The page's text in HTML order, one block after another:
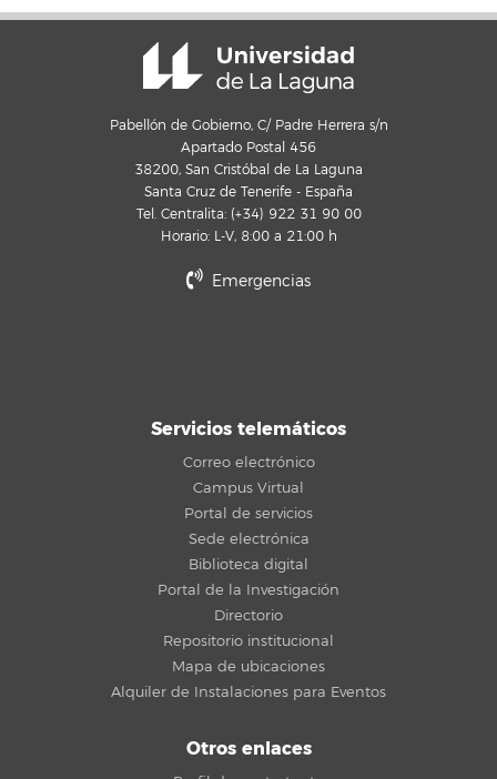
Pabellón de Gobierno, C/ Padre Herrera s/n
Apartado Postal 456
38200, San Cristóbal de La Laguna
Santa Cruz de Tenerife - España
Tel. Centralita: (+34) 922 31 90 00
Horario: L-V, 8:00 a 21:00 h
Emergencias
Servicios telemáticos
Correo electrónico
Campus Virtual
Portal de servicios
Sede electrónica
Biblioteca digital
Portal de la Investigación
Directorio
Repositorio institucional
Mapa de ubicaciones
Alquiler de Instalaciones para Eventos
Otros enlaces